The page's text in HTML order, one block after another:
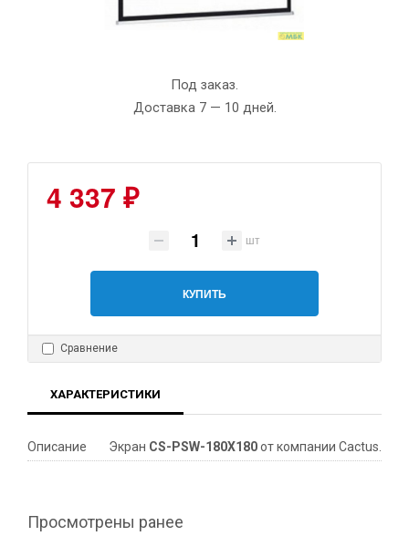
Под заказ.
Доставка 7 — 10 дней.
4 337 ₽
шт
КУПИТЬ
Сравнение
ХАРАКТЕРИСТИКИ
Описание Экран CS-PSW-180X180от компании Cactus.
Просмотрены ранее